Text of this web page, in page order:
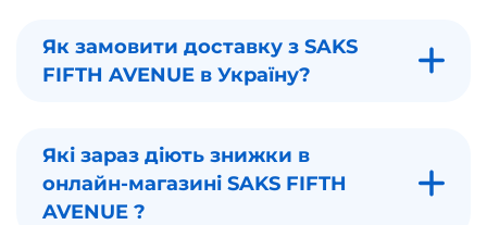
Як замовити доставку з SAKS
FIFTH AVENUE в Україну?
Які зараз діють знижки в
онлайн-магазині SAKS FIFTH
AVENUE ?